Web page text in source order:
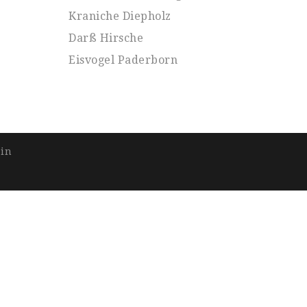
Kraniche Diepholz
Darß Hirsche
Eisvogel Paderborn